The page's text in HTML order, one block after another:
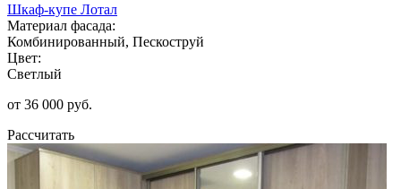
Шкаф-купе Лотал
Материал фасада:
Комбинированный, Пескоструй
Цвет:
Светлый
от 36 000 руб.
Рассчитать